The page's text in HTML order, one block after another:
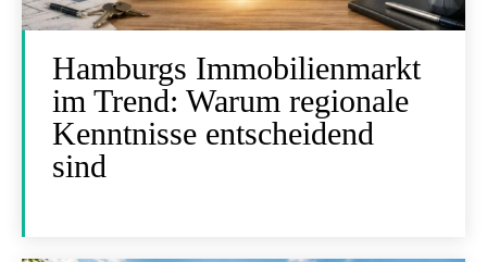
Hamburgs Immobilienmarkt
im Trend: Warum regionale
Kenntnisse entscheidend
sind